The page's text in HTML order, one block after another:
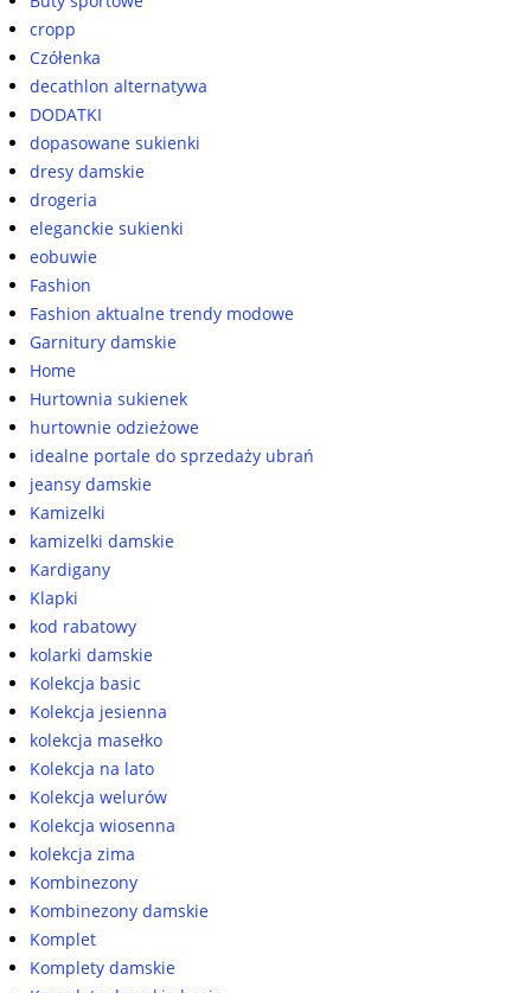
cropp
Czółenka
decathlon alternatywa
DODATKI
dopasowane sukienki
dresy damskie
drogeria
eleganckie sukienki
eobuwie
Fashion
Fashion aktualne trendy modowe
Garnitury damskie
Home
Hurtownia sukienek
hurtownie odzieżowe
idealne portale do sprzedaży ubrań
jeansy damskie
Kamizelki
kamizelki damskie
Kardigany
Klapki
kod rabatowy
kolarki damskie
Kolekcja basic
Kolekcja jesienna
kolekcja masełko
Kolekcja na lato
Kolekcja welurów
Kolekcja wiosenna
kolekcja zima
Kombinezony
Kombinezony damskie
Komplet
Komplety damskie